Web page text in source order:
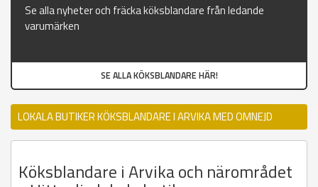
Se alla nyheter och fräcka köksblandare från ledande
varumärken
SE ALLA KÖKSBLANDARE HÄR!
LOKALA BUTIKER KÖKSBLANDARE I ARVIKA MED OMNEJD
Köksblandare i Arvika och närområdet